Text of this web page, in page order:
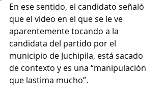
En ese sentido, el candidato señaló
que el video en el que se le ve
aparentemente tocando a la
candidata del partido por el
municipio de Juchipila, está sacado
de contexto y es una “manipulación
que lastima mucho”.